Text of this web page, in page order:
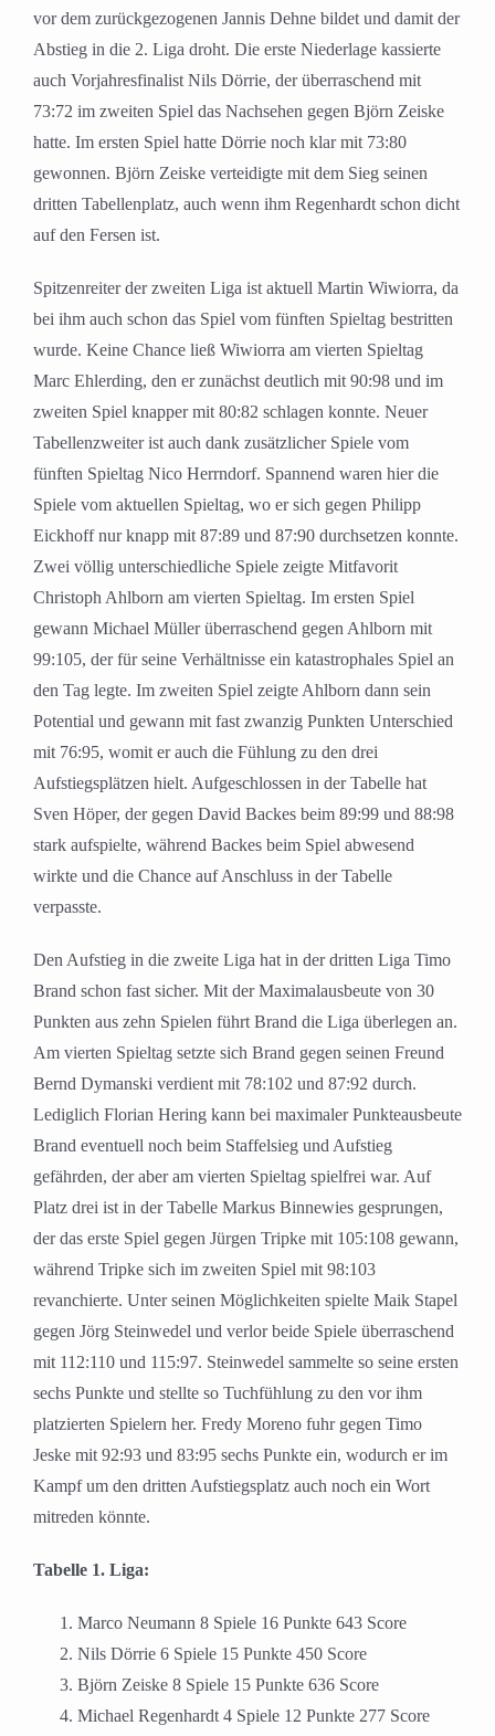
vor dem zurückgezogenen Jannis Dehne bildet und damit der
Abstieg in die 2. Liga droht. Die erste Niederlage kassierte
auch Vorjahresfinalist Nils Dörrie, der überraschend mit
73:72 im zweiten Spiel das Nachsehen gegen Björn Zeiske
hatte. Im ersten Spiel hatte Dörrie noch klar mit 73:80
gewonnen. Björn Zeiske verteidigte mit dem Sieg seinen
dritten Tabellenplatz, auch wenn ihm Regenhardt schon dicht
auf den Fersen ist.
Spitzenreiter der zweiten Liga ist aktuell Martin Wiwiorra, da
bei ihm auch schon das Spiel vom fünften Spieltag bestritten
wurde. Keine Chance ließ Wiwiorra am vierten Spieltag
Marc Ehlerding, den er zunächst deutlich mit 90:98 und im
zweiten Spiel knapper mit 80:82 schlagen konnte. Neuer
Tabellenzweiter ist auch dank zusätzlicher Spiele vom
fünften Spieltag Nico Herrndorf. Spannend waren hier die
Spiele vom aktuellen Spieltag, wo er sich gegen Philipp
Eickhoff nur knapp mit 87:89 und 87:90 durchsetzen konnte.
Zwei völlig unterschiedliche Spiele zeigte Mitfavorit
Christoph Ahlborn am vierten Spieltag. Im ersten Spiel
gewann Michael Müller überraschend gegen Ahlborn mit
99:105, der für seine Verhältnisse ein katastrophales Spiel an
den Tag legte. Im zweiten Spiel zeigte Ahlborn dann sein
Potential und gewann mit fast zwanzig Punkten Unterschied
mit 76:95, womit er auch die Fühlung zu den drei
Aufstiegsplätzen hielt. Aufgeschlossen in der Tabelle hat
Sven Höper, der gegen David Backes beim 89:99 und 88:98
stark aufspielte, während Backes beim Spiel abwesend
wirkte und die Chance auf Anschluss in der Tabelle
verpasste.
Den Aufstieg in die zweite Liga hat in der dritten Liga Timo
Brand schon fast sicher. Mit der Maximalausbeute von 30
Punkten aus zehn Spielen führt Brand die Liga überlegen an.
Am vierten Spieltag setzte sich Brand gegen seinen Freund
Bernd Dymanski verdient mit 78:102 und 87:92 durch.
Lediglich Florian Hering kann bei maximaler Punkteausbeute
Brand eventuell noch beim Staffelsieg und Aufstieg
gefährden, der aber am vierten Spieltag spielfrei war. Auf
Platz drei ist in der Tabelle Markus Binnewies gesprungen,
der das erste Spiel gegen Jürgen Tripke mit 105:108 gewann,
während Tripke sich im zweiten Spiel mit 98:103
revanchierte. Unter seinen Möglichkeiten spielte Maik Stapel
gegen Jörg Steinwedel und verlor beide Spiele überraschend
mit 112:110 und 115:97. Steinwedel sammelte so seine ersten
sechs Punkte und stellte so Tuchfühlung zu den vor ihm
platzierten Spielern her. Fredy Moreno fuhr gegen Timo
Jeske mit 92:93 und 83:95 sechs Punkte ein, wodurch er im
Kampf um den dritten Aufstiegsplatz auch noch ein Wort
mitreden könnte.
Tabelle 1. Liga:
Marco Neumann 8 Spiele 16 Punkte 643 Score
Nils Dörrie 6 Spiele 15 Punkte 450 Score
Björn Zeiske 8 Spiele 15 Punkte 636 Score
Michael Regenhardt 4 Spiele 12 Punkte 277 Score